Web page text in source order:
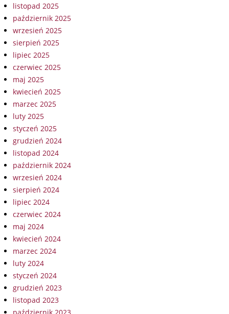
listopad 2025
październik 2025
wrzesień 2025
sierpień 2025
lipiec 2025
czerwiec 2025
maj 2025
kwiecień 2025
marzec 2025
luty 2025
styczeń 2025
grudzień 2024
listopad 2024
październik 2024
wrzesień 2024
sierpień 2024
lipiec 2024
czerwiec 2024
maj 2024
kwiecień 2024
marzec 2024
luty 2024
styczeń 2024
grudzień 2023
listopad 2023